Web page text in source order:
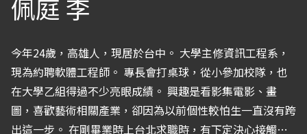
佩庭 李
今年24歲，高雄人，現居於台中。 大學主修資訊工程系，
現為約聘軟體工程師。 專長會打桌球，從小參加校隊，也
在大學乙組得過不少亮眼成績。 興趣是看影集電影、畫
圖，喜歡藝術相關產業，卻因為以前個性較怕生一直沒有跨
出這一步。 在剛畢業時上台北求職時，有下定決心接觸表